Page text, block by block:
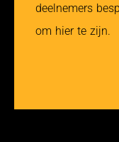
part, it has
personal